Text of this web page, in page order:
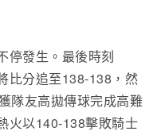
停發生。最後時刻
比分追至138-138，然
隊友高拋傳球完成高難
火以140-138擊敗騎士